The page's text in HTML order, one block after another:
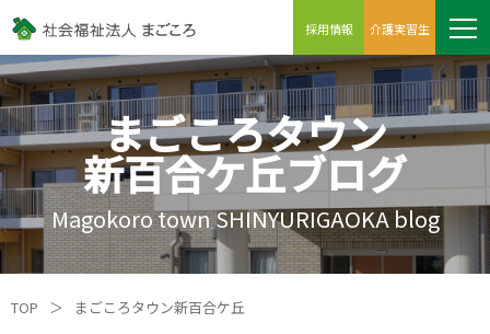
採用情報 介護実習生
まごころタウン
新百合ケ丘ブログ
Magokoro town SHINYURIGAOKA blog
TOP ＞
まごころタウン新百合ケ丘